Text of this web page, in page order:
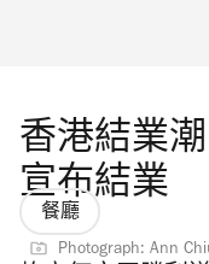
香港結業
宣布結業
餐廳
Photograph: Ann